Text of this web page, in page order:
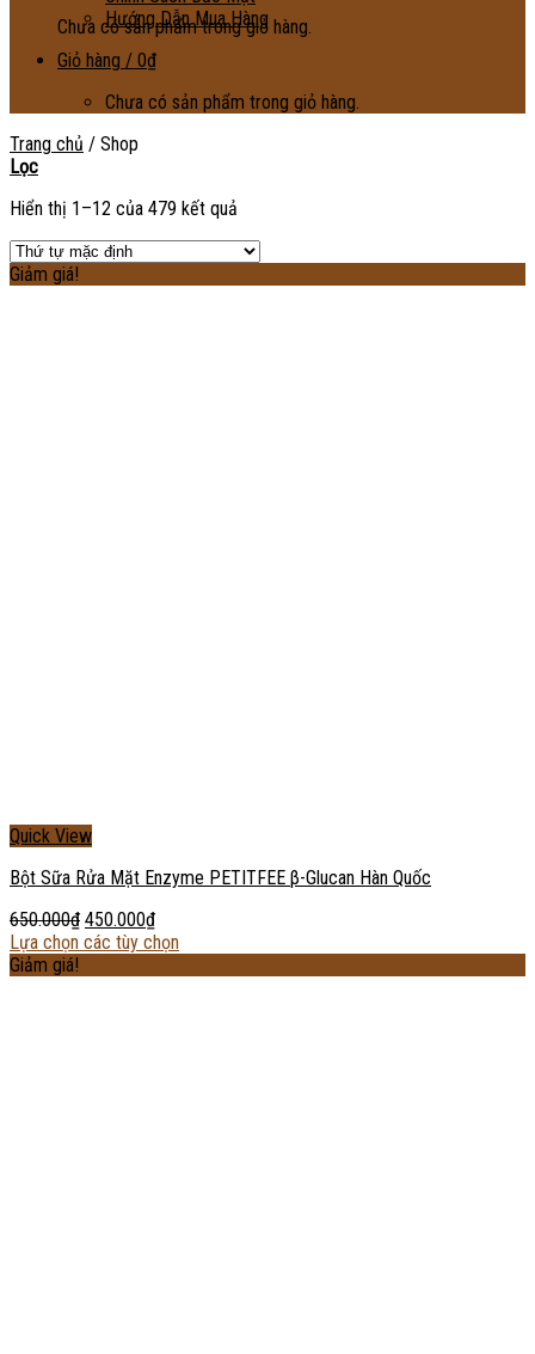
Chưa có sản phẩm trong giỏ hàng.
Hướng Dẫn Mua Hàng
Giỏ hàng / 0₫
Chưa có sản phẩm trong giỏ hàng.
Trang chủ / Shop
Lọc
Hiển thị 1–12 của 479 kết quả
Giảm giá!
Quick View
Bột Sữa Rửa Mặt Enzyme PETITFEE β-Glucan Hàn Quốc
650.000₫ 450.000₫
Lựa chọn các tùy chọn
Giảm giá!